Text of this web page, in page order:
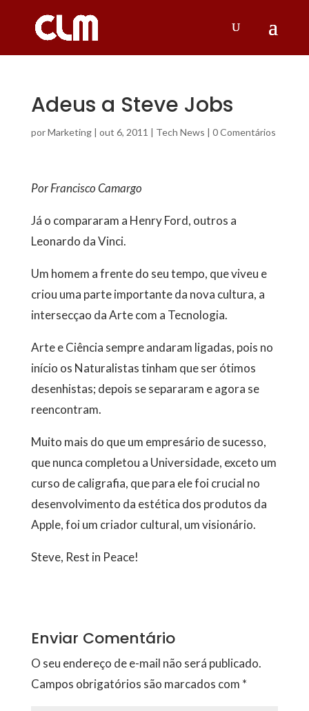
Adeus a Steve Jobs
porMarketing| out 6, 2011 | Tech News | 0 Comentários
Por Francisco Camargo
Já o compararam a Henry Ford, outros a
Leonardo da Vinci.
Um homem a frente do seu tempo, que viveu e
criou uma parte importante da nova cultura, a
intersecçao da Arte com a Tecnologia.
Arte e Ciência sempre andaram ligadas, pois no
início os Naturalistas tinham que ser ótimos
desenhistas; depois se separaram e agora se
reencontram.
Muito mais do que um empresário de sucesso,
que nunca completou a Universidade, exceto um
curso de caligrafia, que para ele foi crucial no
desenvolvimento da estética dos produtos da
Apple, foi um criador cultural, um visionário.
Steve, Rest in Peace!
Enviar Comentário
O seu endereço de e-mail não será publicado.
Campos obrigatórios são marcados com *